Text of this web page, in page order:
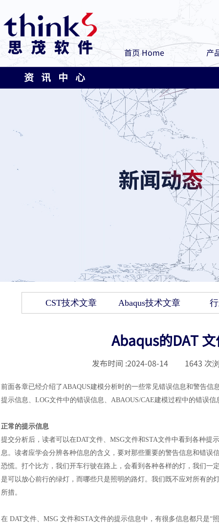
首页 Home 产
资 讯 中 心
CST技术文章 Abaqus技术文章
Abaqus的DAT
发布时间 :2024-08-14 1643 次
前面各章已经介绍了ABAQUS建模分析时的一些常见错误信息和警告信
提示信息、LOG文件中的错误信息、ABAOUS/CAE建模过程中的错误
正常的提示信息
提交分析后，读者可以在DAT文件、MSG文件和STA文件中看到各种提
息。读者应学会分辨各种信息的含义，要对那些重要的警告信息和错误
恐慌。打个比方，我们开车行驶在路上，会看到各种各样的灯，我们
是可以放心前行的绿灯，而哪些只是照明的路灯。我们既不应对所有
所措。
在 DAT文件、MSG 文件和STA文件的提示信息中，有很多信息都只是